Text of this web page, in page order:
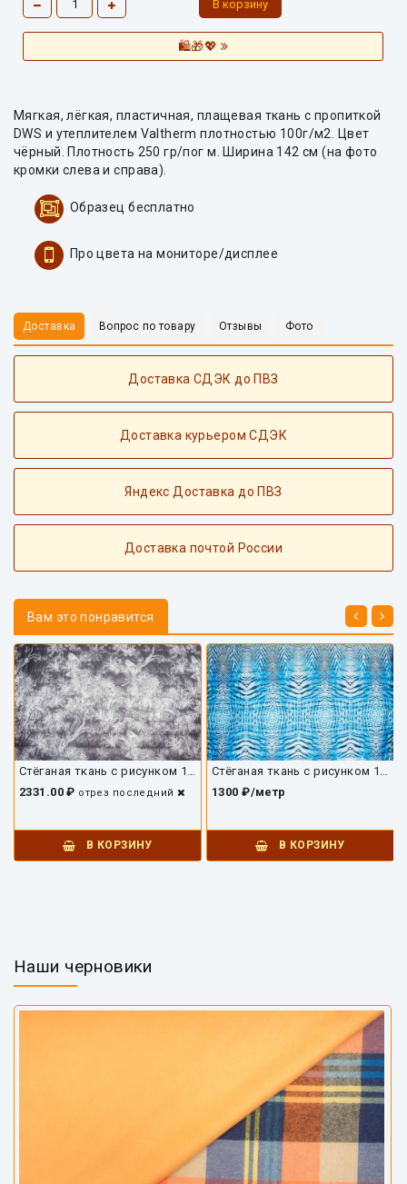
🛍️🎁💖
Мягкая, лёгкая, пластичная, плащевая ткань с пропиткой
DWS и утеплителем Valtherm плотностью 100г/м2. Цвет
чёрный. Плотность 250 гр/пог м. Ширина 142 см (на фото
кромки слева и справа).
Образец бесплатно
Про цвета на мониторе/дисплее
Доставка Вопрос по товару Отзывы Фото
Доставка СДЭК до ПВЗ
Доставка курьером СДЭК
Яндекс Доставка до ПВЗ
Доставка почтой России
Вам это понравится
Стёганая ткань с рисунком 10168ПЛС-01
2331.00 ₽ отрез последний
В КОРЗИНУ
Стёганая ткань с рисунком 10169ПЛС-01
1300 ₽/метр
В КОРЗИНУ
Наши черновики